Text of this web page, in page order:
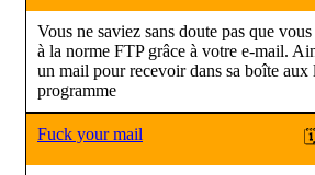
Vous ne saviez sans doute pas que
à la norme FTP grâce à votre e-mail.
un mail pour recevoir dans sa boîte aux
programme
Fuck your mail